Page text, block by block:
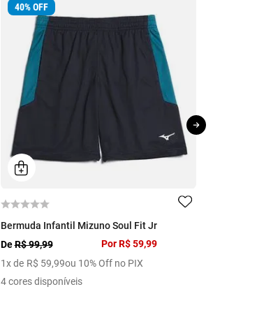
40%OFF
Bermuda Infantil Mizuno Soul Fit Jr
DeR$ 99,99
1x de R$ 59,99ou 10% Off no PIX
Por R$ 59,99
4 cores disponíveis